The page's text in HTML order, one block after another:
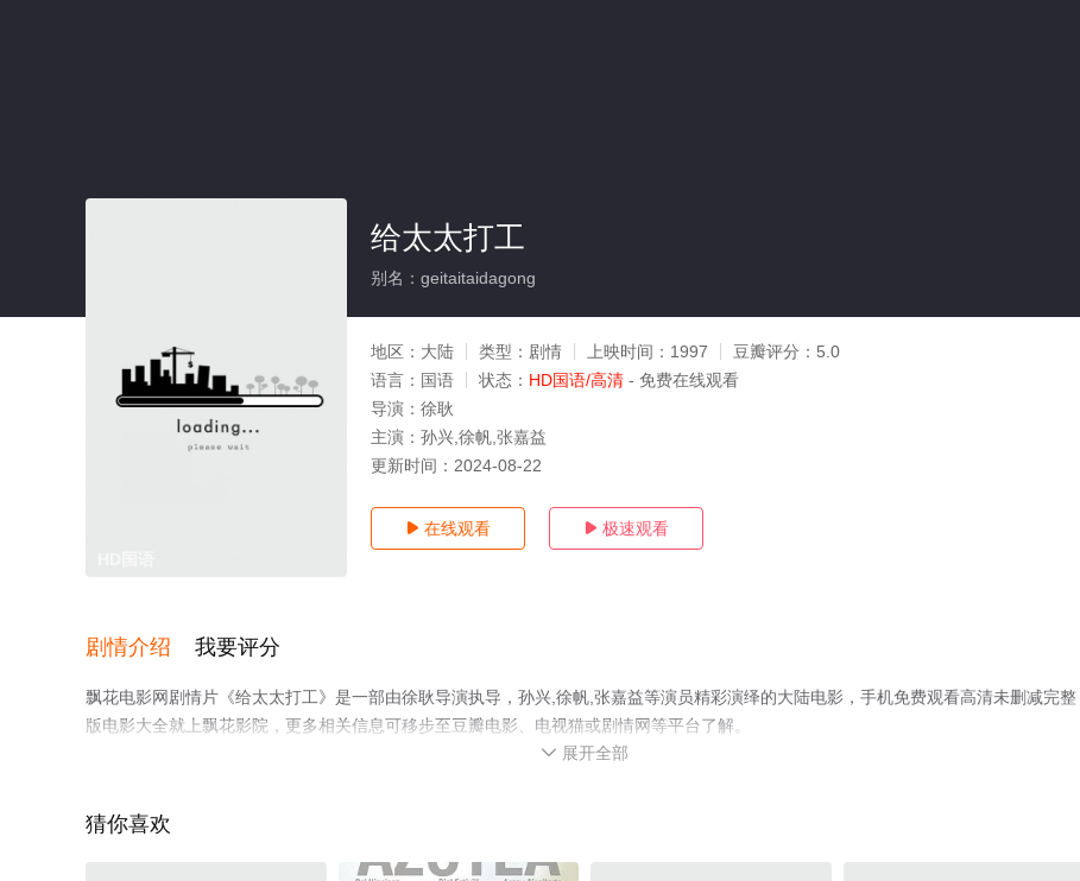
给太太打工
别名：geitaitaidagong
地区： 大陆 类型： 剧情 上映时间： 1997 豆瓣评分： 5.0
语言： 国语 状态： HD国语/高清 - 免费在线观看
导演： 徐耿
主演： 孙兴,徐帆,张嘉益
更新时间： 2024-08-22
 在线观看  极速观看
剧情介绍 我要评分
飘花电影网剧情片《给太太打工》是一部由徐耿导演执导，孙兴,徐帆,张嘉益等演员精彩演绎的大陆电影，手机免费观看高清未删减完整
版电影大全就上飘花影院，更多相关信息可移步至豆瓣电影、电视猫或剧情网等平台了解。
 展开全部
猜你喜欢